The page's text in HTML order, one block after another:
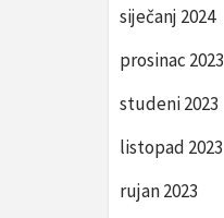
siječanj 2024
prosinac 2023
studeni 2023
listopad 2023
rujan 2023